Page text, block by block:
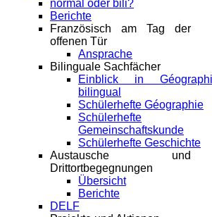
normal oder bili?
Berichte
Französisch am Tag der
offenen Tür
Ansprache
Bilinguale Sachfächer
Einblick in
bilingual
Schülerhefte Géographie
Schülerhefte
Gemeinschaftskunde
Schülerhefte Geschichte
Austausche und
Drittortbegegnungen
Übersicht
Berichte
DELF